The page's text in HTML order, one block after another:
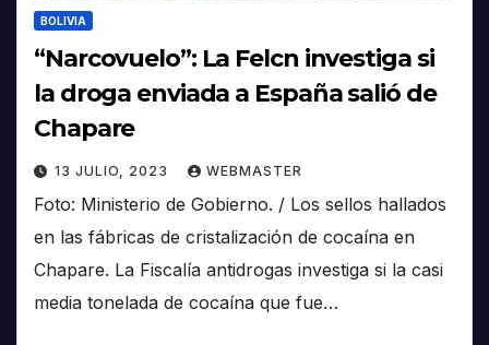
BOLIVIA
“Narcovuelo”: La Felcn investiga si
la droga enviada a España salió de
Chapare
13 JULIO, 2023 WEBMASTER
Foto: Ministerio de Gobierno. / Los sellos hallados
en las fábricas de cristalización de cocaína en
Chapare. La Fiscalía antidrogas investiga si la casi
media tonelada de cocaína que fue…